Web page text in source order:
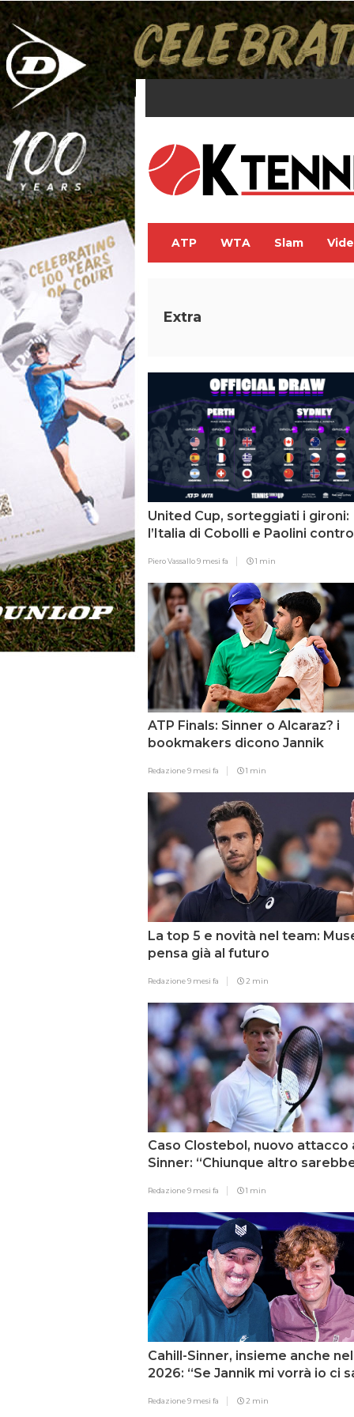
ATP WTA Slam
Extra
United Cup, sorteggiati i gironi:
l’Italia di Cobolli e Paolini contro
Piero Vassallo9 mesi fa 1 min
ATP Finals: Sinner o Alcaraz? i
bookmakers dicono Jannik
Redazione9 mesi fa 1 min
La top 5 e novità nel team:
pensa già al futuro
Redazione9 mesi fa 2 min
Caso Clostebol, nuovo attacco
Sinner: “Chiunque altro
Redazione9 mesi fa 1 min
Cahill-Sinner, insieme anche nel
2026: “Se Jannik mi vorrà io ci
Redazione9 mesi fa 2 min